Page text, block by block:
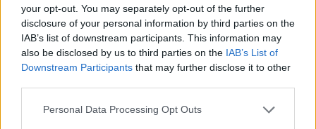
your opt-out. You may separately opt-out of the further
disclosure of your personal information by third parties on the
IAB’s list of downstream participants. This information may
also be disclosed by us to third parties on the IAB’s List of
Downstream Participants that may further disclose it to other
Personal Data Processing Opt Outs
Deloitte Ελλάδος: Χρηματοοικονομικός σύμβουλος
της ΔΕΗ για την είσοδο στην πολωνική αγορά
ενέργειας
07/08/2026 - 16:38 ΕΠΙΧΕΙΡΗΣΕΙΣ
Στρατηγική επένδυση του EFA GROUP στη Fractal
για την ανάπτυξη προηγμένων αμυντικών